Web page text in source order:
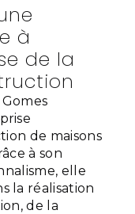
à
de la
de maisons
à son
elle
la réalisation
de la